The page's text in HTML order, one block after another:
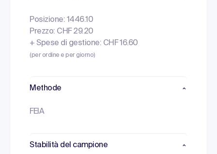
Posizione: 1446.10
Prezzo: CHF 29.20
+ Spese di gestione: CHF 16.60
(per ordine e per giorno)
Methode
FEIA
Stabilità del campione